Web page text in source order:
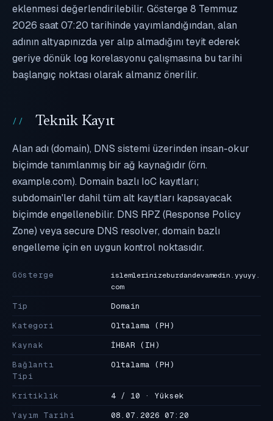
eklenmesi değerlendirilebilir. Gösterge 8 Temmuz
2026 saat 07:20 tarihinde yayımlandığından, alan
adının altyapınızda yer alıp almadığını teyit ederek
geriye dönük log korelasyonu çalışmasına bu tarihi
başlangıç noktası olarak almanız önerilir.
Teknik Kayıt
Alan adı (domain), DNS sistemi üzerinden insan-okur
biçimde tanımlanmış bir ağ kaynağıdır (örn.
example.com). Domain bazlı IoC kayıtları;
subdomain'ler dahil tüm alt kayıtları kapsayacak
biçimde engellenebilir. DNS RPZ (Response Policy
Zone) veya secure DNS resolver, domain bazlı
engelleme için en uygun kontrol noktasıdır.
Gösterge
islemlerinizeburdandevamedin.yyuyy.
com
Tip
Domain
Kategori
Oltalama (PH)
Kaynak
İHBAR (IH)
Bağlantı
Tipi
Oltalama (PH)
Kritiklik
4 / 10 · Yüksek
Yayım Tarihi
08.07.2026 07:20